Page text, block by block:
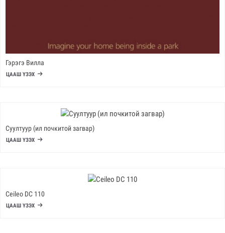
Гэрэгэ Вилла
ЦААШ ҮЗЭХ
Суултуур (ил почкитой загвар)
ЦААШ ҮЗЭХ
Ceileo DC 110
ЦААШ ҮЗЭХ